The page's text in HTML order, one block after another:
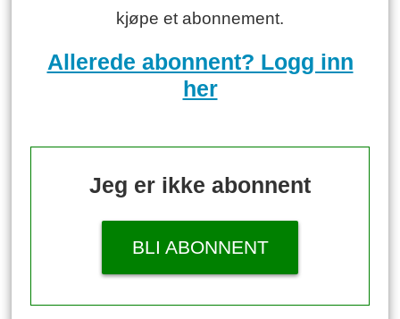
kjøpe et abonnement.
Allerede abonnent? Logg inn
her
Jeg er ikke abonnent
BLI ABONNENT